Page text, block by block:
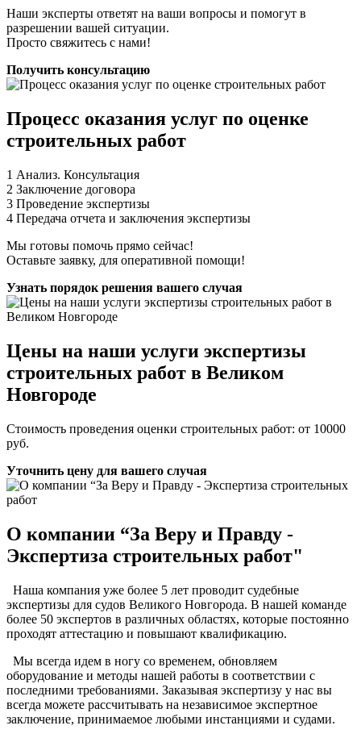
Наши эксперты ответят на ваши вопросы и помогут в
разрешении вашей ситуации.
Просто свяжитесь с нами!
Получить консультацию
Процесс оказания услуг по оценке
строительных работ
1 Анализ. Консультация
2 Заключение договора
3 Проведение экспертизы
4 Передача отчета и заключения экспертизы
Мы готовы помочь прямо сейчас!
Оставьте заявку, для оперативной помощи!
Узнать порядок решения вашего случая
Цены на наши услуги экспертизы
строительных работ в Великом
Новгороде
Стоимость проведения оценки строительных работ: от 10000
руб.
Уточнить цену для вашего случая
О компании “За Веру и Правду -
Экспертиза строительных работ"
Наша компания уже более 5 лет проводит судебные
экспертизы для судов Великого Новгорода. В нашей команде
более 50 экспертов в различных областях, которые постоянно
проходят аттестацию и повышают квалификацию.
Мы всегда идем в ногу со временем, обновляем
оборудование и методы нашей работы в соответствии с
последними требованиями. Заказывая экспертизу у нас вы
всегда можете рассчитывать на независимое экспертное
заключение, принимаемое любыми инстанциями и судами.